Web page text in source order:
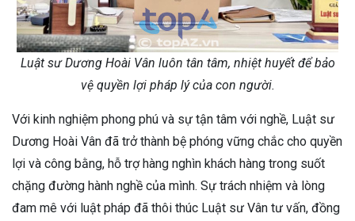
Luật sư Dương Hoài Vân luôn tân tâm, nhiệt huyết để bảo
vệ quyền lợi pháp lý của con người.
Với kinh nghiệm phong phú và sự tận tâm với nghề, Luật sư
Dương Hoài Vân đã trở thành bệ phóng vững chắc cho quyền
lợi và công bằng, hỗ trợ hàng nghìn khách hàng trong suốt
chặng đường hành nghề của mình. Sự trách nhiệm và lòng
đam mê với luật pháp đã thôi thúc Luật sư Vân tư vấn, đồng